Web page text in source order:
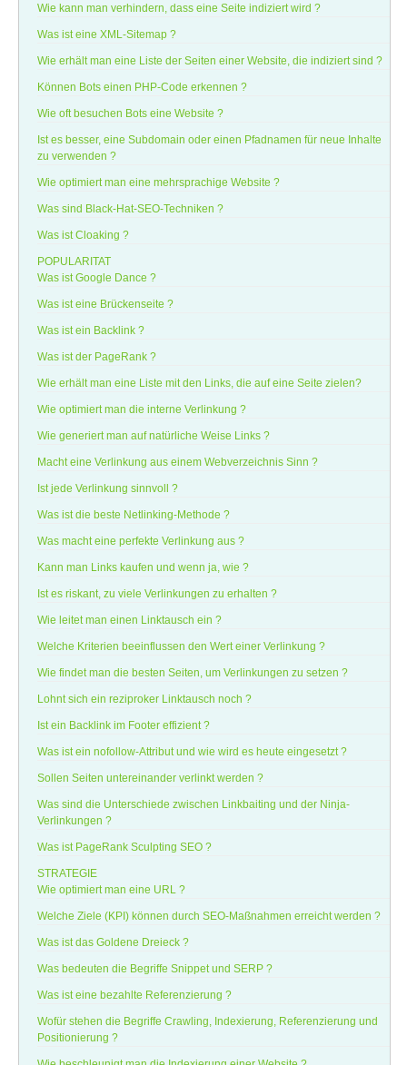
Wie kann man verhindern, dass eine Seite indiziert wird ?
Was ist eine XML-Sitemap ?
Wie erhält man eine Liste der Seiten einer Website, die indiziert sind ?
Können Bots einen PHP-Code erkennen ?
Wie oft besuchen Bots eine Website ?
Ist es besser, eine Subdomain oder einen Pfadnamen für neue Inhalte
zu verwenden ?
Wie optimiert man eine mehrsprachige Website ?
Was sind Black-Hat-SEO-Techniken ?
Was ist Cloaking ?
POPULARITAT
Was ist Google Dance ?
Was ist eine Brückenseite ?
Was ist ein Backlink ?
Was ist der PageRank ?
Wie erhält man eine Liste mit den Links, die auf eine Seite zielen?
Wie optimiert man die interne Verlinkung ?
Wie generiert man auf natürliche Weise Links ?
Macht eine Verlinkung aus einem Webverzeichnis Sinn ?
Ist jede Verlinkung sinnvoll ?
Was ist die beste Netlinking-Methode ?
Was macht eine perfekte Verlinkung aus ?
Kann man Links kaufen und wenn ja, wie ?
Ist es riskant, zu viele Verlinkungen zu erhalten ?
Wie leitet man einen Linktausch ein ?
Welche Kriterien beeinflussen den Wert einer Verlinkung ?
Wie findet man die besten Seiten, um Verlinkungen zu setzen ?
Lohnt sich ein reziproker Linktausch noch ?
Ist ein Backlink im Footer effizient ?
Was ist ein nofollow-Attribut und wie wird es heute eingesetzt ?
Sollen Seiten untereinander verlinkt werden ?
Was sind die Unterschiede zwischen Linkbaiting und der Ninja-
Verlinkungen ?
Was ist PageRank Sculpting SEO ?
STRATEGIE
Wie optimiert man eine URL ?
Welche Ziele (KPI) können durch SEO-Maßnahmen erreicht werden ?
Was ist das Goldene Dreieck ?
Was bedeuten die Begriffe Snippet und SERP ?
Was ist eine bezahlte Referenzierung ?
Wofür stehen die Begriffe Crawling, Indexierung, Referenzierung und
Positionierung ?